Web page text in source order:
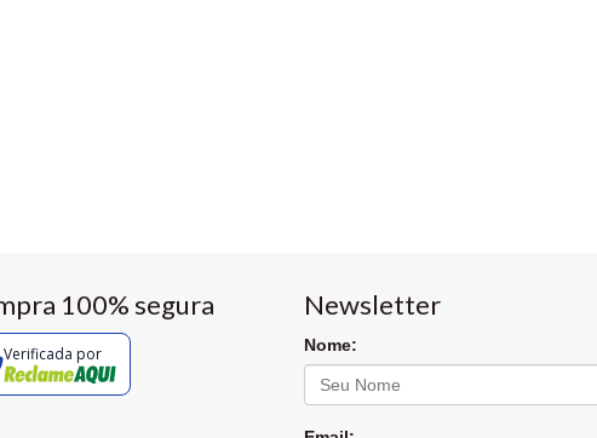
100% segura
Verificada por
Newsletter
Nome: